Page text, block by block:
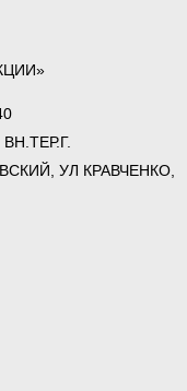
УЛ КРАВЧЕНКО,